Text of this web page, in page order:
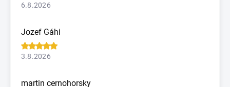
6.8.2026
Jozef Gáhi
3.8.2026
martin cernohorsky